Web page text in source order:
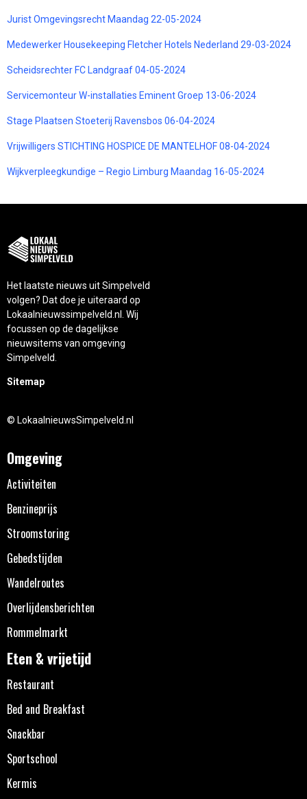
Jurist Omgevingsrecht Maandag 22-05-2024
Medewerker Housekeeping Fletcher Hotels Nederland 29-03-2024
Scheidsrechter FC Landgraaf 04-05-2024
Servicemonteur W-installaties Eminent Groep 13-06-2024
Stage Plaatsen Stoeterij Ravensbos 06-04-2024
Vrijwilligers STICHTING HOSPICE DE MANTELHOF 08-04-2024
Wijkverpleegkundige – Regio Limburg Maandag 16-05-2024
Het laatste nieuws uit Simpelveld
volgen? Dat doe je uiteraard op
Lokaalnieuwssimpelveld.nl. Wij
focussen op de dagelijkse
nieuwsitems van omgeving
Simpelveld.
Sitemap
© LokaalnieuwsSimpelveld.nl
Omgeving
Activiteiten
Benzineprijs
Stroomstoring
Gebedstijden
Wandelroutes
Overlijdensberichten
Rommelmarkt
Eten & vrijetijd
Restaurant
Bed and Breakfast
Snackbar
Sportschool
Kermis